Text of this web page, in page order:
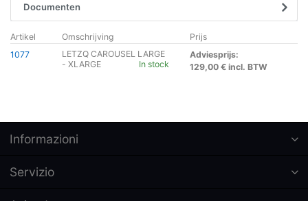
Documenten
Artikel Omschrijving
Prijs
1077
LETZQ CAROUSEL LARGE
- XLARGE
In stock
Adviesprijs:
129,00 € incl. BTW
Informazioni
Servizio